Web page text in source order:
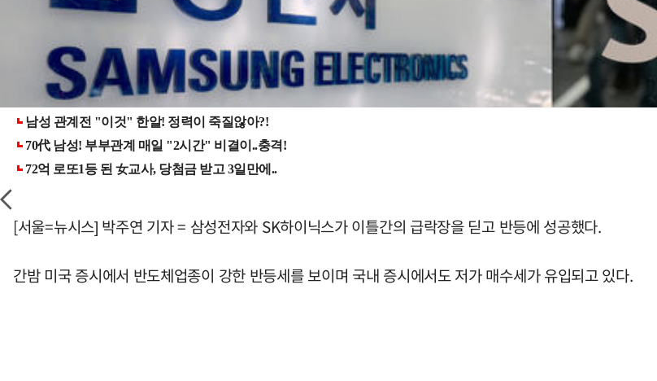
[서울=뉴시스] 박주연 기자 = 삼성전자와 SK하이닉스가 이틀간의 급락장을 딛고 반등에 성공했다.
간밤 미국 증시에서 반도체업종이 강한 반등세를 보이며 국내 증시에서도 저가 매수세가 유입되고 있다.